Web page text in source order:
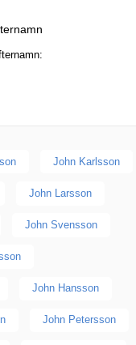
John Karlsson
John Larsson
John Svensson
John Hansson
John Petersson